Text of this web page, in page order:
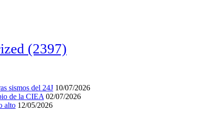
(2397)
sismos del 24J 10/07/2026
de la CIEA 02/07/2026
alto 12/05/2026